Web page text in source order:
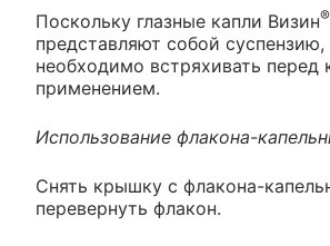
Поскольку глазные капли Визин®
представляют собой суспензию,
необходимо встряхивать
применением.
Использование флакона-
Снять крышку с флакона-
перевернуть флакон.